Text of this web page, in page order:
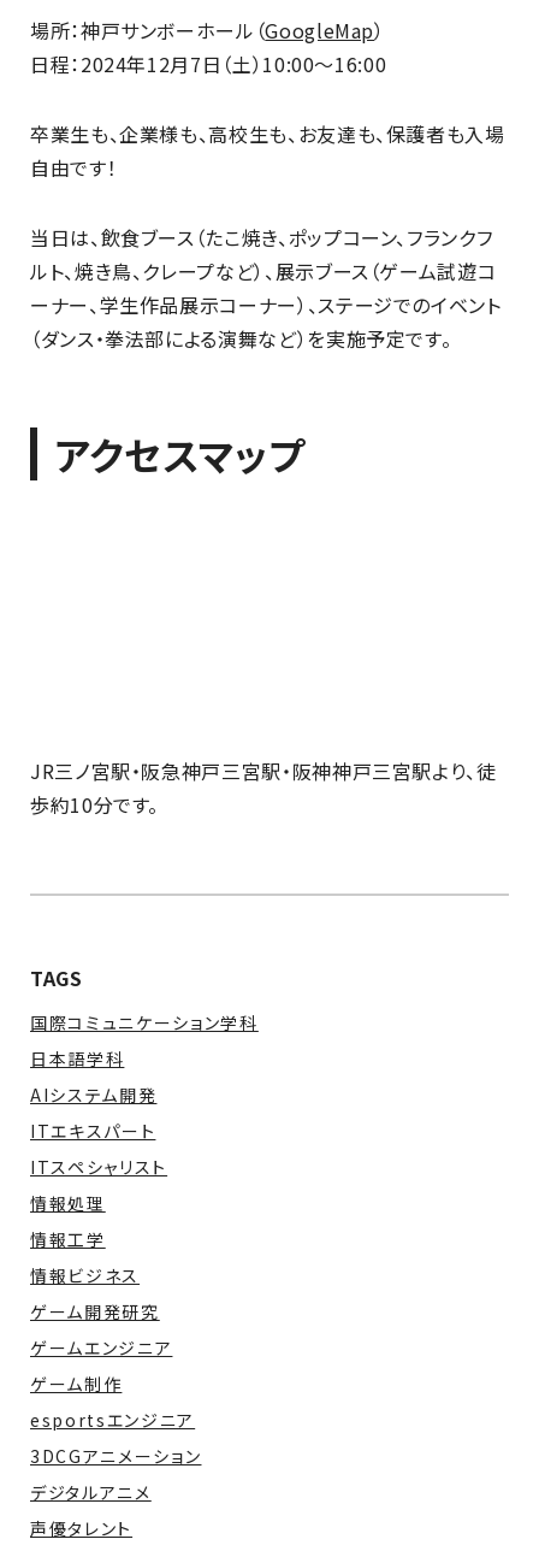
場所：神戸サンボーホール（GoogleMap）
日程：2024年12月7日（土）10:00〜16:00
卒業生も、企業様も、高校生も、お友達も、保護者も入場
自由です！
当日は、飲食ブース（たこ焼き、ポップコーン、フランクフ
ルト、焼き鳥、クレープなど）、展示ブース（ゲーム試遊コ
ーナー、学生作品展示コーナー）、ステージでのイベント
（ダンス・拳法部による演舞など）を実施予定です。
アクセスマップ
JR三ノ宮駅・阪急神戸三宮駅・阪神神戸三宮駅より、徒
歩約10分です。
TAGS
国際コミュニケーション学科
日本語学科
AIシステム開発
ITエキスパート
ITスペシャリスト
情報処理
情報工学
情報ビジネス
ゲーム開発研究
ゲームエンジニア
ゲーム制作
esportsエンジニア
3DCGアニメーション
デジタルアニメ
声優タレント